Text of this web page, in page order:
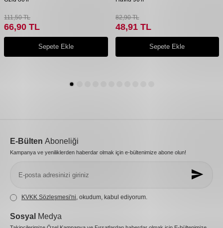
111,50TL
66,90 TL
Sepete Ekle
82,90TL
48,91TL
Sepete Ekle
E-Bülten Aboneliği
Kampanya ve yeniliklerden haberdar olmak için e-bültenimize abone olun!
KVKK Sözleşmesi'ni , okudum, kabul ediyorum.
Sosyal Medya